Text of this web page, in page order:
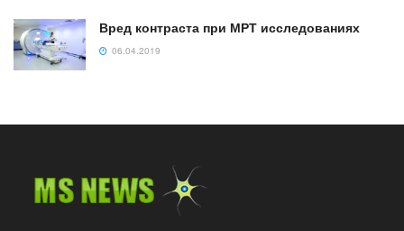
Вред контраста при МРТ исследованиях
06.04.2019